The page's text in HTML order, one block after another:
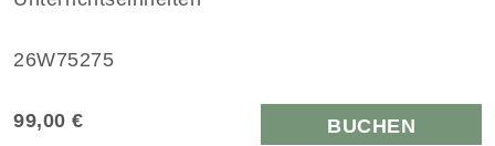
26W75275
99,00 € BUCHEN